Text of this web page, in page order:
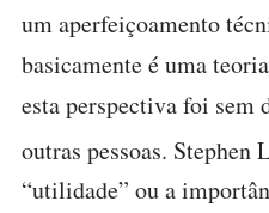
um aperfeiçoamento
basicamente é uma
esta perspectiva foi sem
outras pessoas. Stephen
“utilidade” ou a